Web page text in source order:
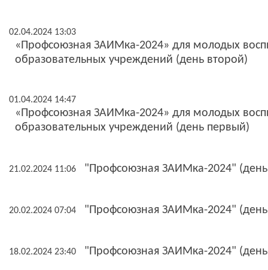
02.04.2024 13:03
«Профсоюзная ЗАИМка-2024» для молодых
образовательных учреждений (день второй)
01.04.2024 14:47
«Профсоюзная ЗАИМка-2024» для молодых
образовательных учреждений (день первый)
21.02.2024 11:06 "Профсоюзная ЗАИМка-2024" (день
20.02.2024 07:04 "Профсоюзная ЗАИМка-2024"
18.02.2024 23:40 "Профсоюзная ЗАИМка-2024"